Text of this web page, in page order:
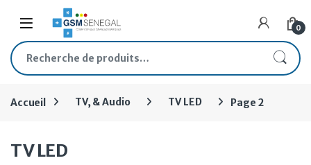
Skip to navigation
Skip to content
Open 0
Recherche pour :
Accueil TV, & Audio TV LED Page 2
TV LED